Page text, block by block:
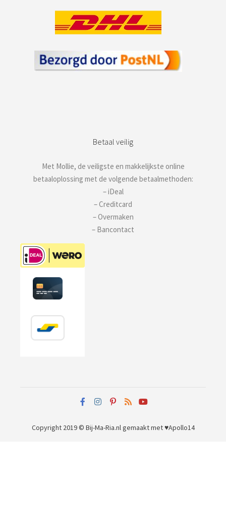
Betaal veilig
Met Mollie, de veiligste en makkelijkste online
betaaloplossing met de volgende betaalmethoden:
– iDeal
– Creditcard
– Overmaken
– Bancontact
Copyright 2019 © Bij-Ma-Ria.nlgemaakt met ♥Apollo14